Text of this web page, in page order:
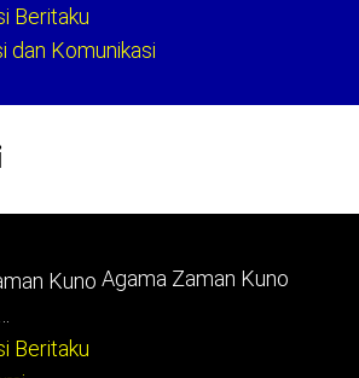
Beritaku
dan Komunikasi
Agama Zaman Kuno
Beritaku